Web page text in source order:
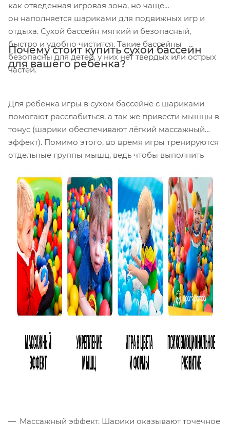
как отведенная игровая зона, но чаще
он наполняется шариками для подвижных игр и
отдыха. Сухой бассейн мягкий и безопасный,
быстро и удобно чистится. Такие бассейны
безопасны для детей, у них нет твердых или острых
частей.
Почему стоит купить сухой бассейн
для вашего ребенка?
Для ребенка игры в сухом бассейне с шариками
помогают расслабиться, а так же привести мышцы в
тонус (шарики обеспечивают лёгкий массажный
эффект). Помимо этого, во время игры тренируются
отдельные группы мышц, ведь чтобы выполнить
нужно приложить немало усилий. Тренировочный
процесс проходит в игровой форме, а значит
заставлять ребенка заниматься не придется.
Массажный эффект. Шарики оказывают точечное